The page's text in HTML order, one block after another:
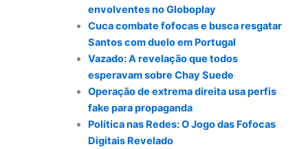
envolventes no Globoplay
Cuca combate fofocas e busca resgatar
Santos com duelo em Portugal
Vazado: A revelação que todos
esperavam sobre Chay Suede
Operação de extrema direita usa perfis
fake para propaganda
Política nas Redes: O Jogo das Fofocas
Digitais Revelado